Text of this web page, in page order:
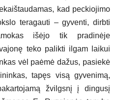
kad peckiojimo
teragauti – gyventi, dirbti
išėjo tik pradinėje
teko palikti ilgam laikui
vėl paėmė dažus, pasiekė
tapęs visą gyvenimą,
žvilgsnį į dingusį